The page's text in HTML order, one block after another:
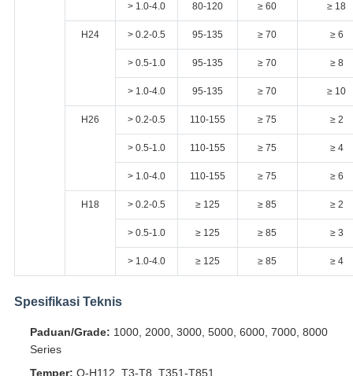
> 1.0-4.0 80-120 ≥ 60 ≥ 18
H24 > 0.2-0.5 95-135 ≥ 70 ≥ 6
> 0.5-1.0 95-135 ≥ 70 ≥ 8
> 1.0-4.0 95-135 ≥ 70 ≥ 10
H26 > 0.2-0.5 110-155 ≥ 75 ≥ 2
> 0.5-1.0 110-155 ≥ 75 ≥ 4
> 1.0-4.0 110-155 ≥ 75 ≥ 6
H18 > 0.2-0.5 ≥ 125 ≥ 85 ≥ 2
> 0.5-1.0 ≥ 125 ≥ 85 ≥ 3
> 1.0-4.0 ≥ 125 ≥ 85 ≥ 4
Spesifikasi Teknis
Paduan/Grade: 1000, 2000, 3000, 5000, 6000, 7000, 8000
Series
Temper: O-H112, T3-T8, T351-T851